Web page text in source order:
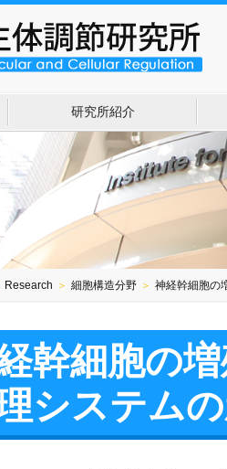
研究所紹介
Research ＞ 細胞構造分野 ＞ 神経幹細胞の
幹細胞の
システム